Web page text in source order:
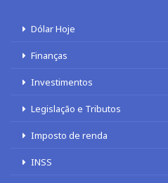
Dólar Hoje
Finanças
Investimentos
Legislação e Tributos
Imposto de renda
INSS